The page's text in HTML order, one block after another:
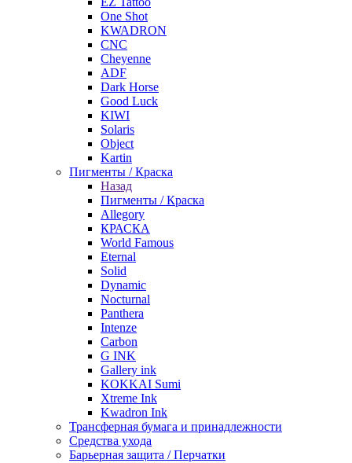
One Shot
KWADRON
CNC
Cheyenne
ADF
Dark Horse
Good Luck
KIWI
Solaris
Object
Kartin
Пигменты / Краска
Назад
Пигменты / Краска
Allegory
КРАСКА
World Famous
Eternal
Solid
Dynamic
Nocturnal
Panthera
Intenze
Carbon
G INK
Gallery ink
KOKKAI Sumi
Xtreme Ink
Kwadron Ink
Трансферная бумага и принадлежности
Средства ухода
Барьерная защита / Перчатки